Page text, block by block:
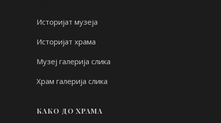
Историјат музеја
Историјат храма
Музеј галерија слика
Храм галерија слика
КАКО ДО ХРАМА